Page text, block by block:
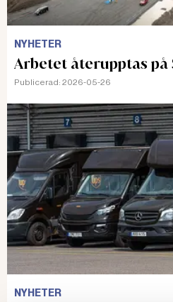
NYHETER
Arbetet återupptas på
Publicerad: 2026-05-26
NYHETER